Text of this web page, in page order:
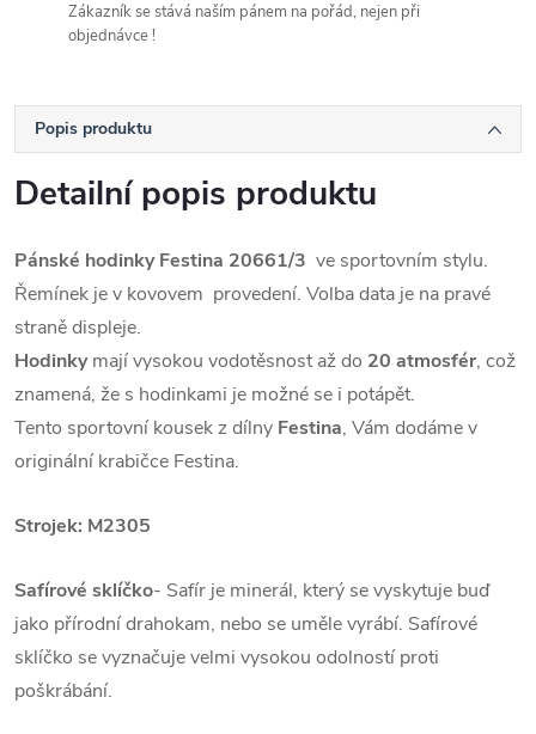
Zákazník se stává naším pánem na pořád, nejen při
objednávce !
Popis produktu
Detailní popis produktu
Pánské hodinky Festina 20661/3 ve sportovním stylu.
Řemínek je v kovovem provedení. Volba data je na pravé
straně displeje.
Hodinkymají vysokou vodotěsnost až do 20 atmosfér, což
znamená, že s hodinkami je možné se i potápět.
Tento sportovní kousek z dílny Festina, Vám dodáme v
originální krabičce Festina.
Strojek: M2305
Safírové sklíčko- Safír je minerál, který se vyskytuje buď
jako přírodní drahokam, nebo se uměle vyrábí. Safírové
sklíčko se vyznačuje velmi vysokou odolností proti
poškrábání.